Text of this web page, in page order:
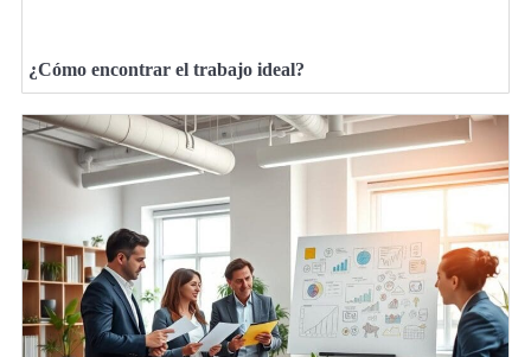
¿Cómo encontrar el trabajo ideal?